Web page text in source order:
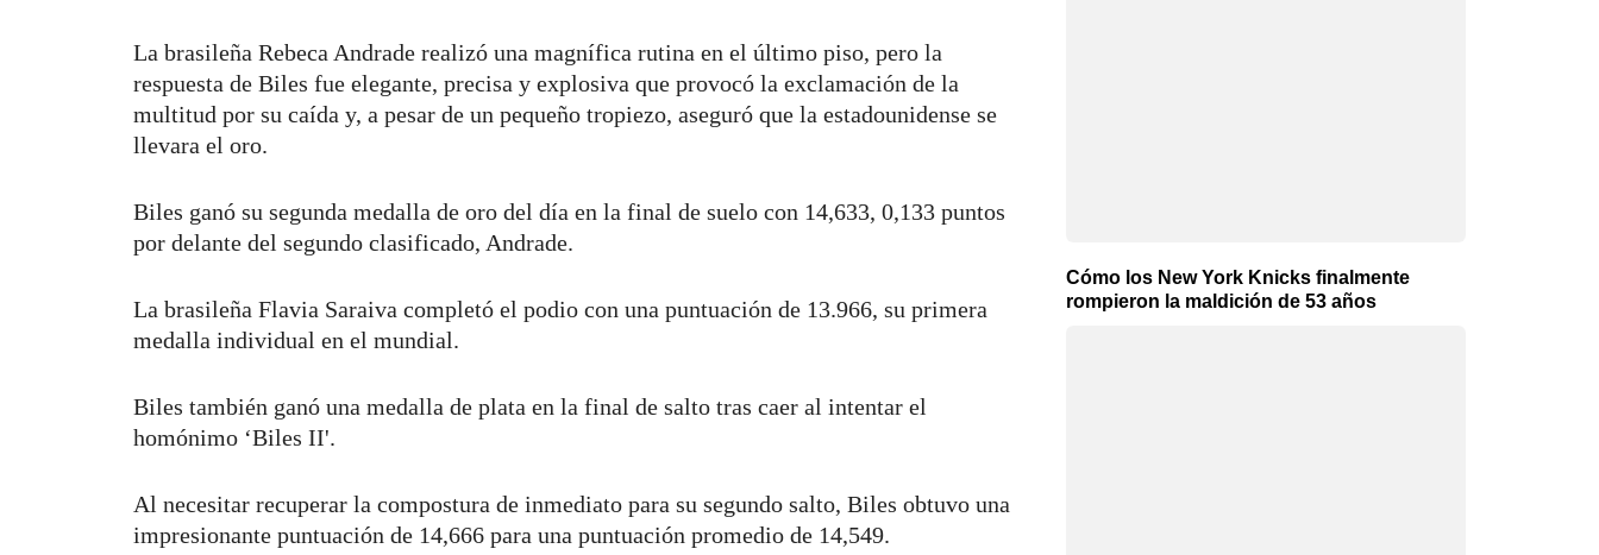
La brasileña Rebeca Andrade realizó una magnífica rutina en el último piso, pero la
respuesta de Biles fue elegante, precisa y explosiva que provocó la exclamación de la
multitud por su caída y, a pesar de un pequeño tropiezo, aseguró que la estadounidense se
llevara el oro.
Biles ganó su segunda medalla de oro del día en la final de suelo con 14,633, 0,133 puntos
por delante del segundo clasificado, Andrade.
La brasileña Flavia Saraiva completó el podio con una puntuación de 13.966, su primera
medalla individual en el mundial.
Biles también ganó una medalla de plata en la final de salto tras caer al intentar el
homónimo ‘Biles II'.
Al necesitar recuperar la compostura de inmediato para su segundo salto, Biles obtuvo una
impresionante puntuación de 14,666 para una puntuación promedio de 14,549.
Cómo los New York Knicks finalmente
rompieron la maldición de 53 años